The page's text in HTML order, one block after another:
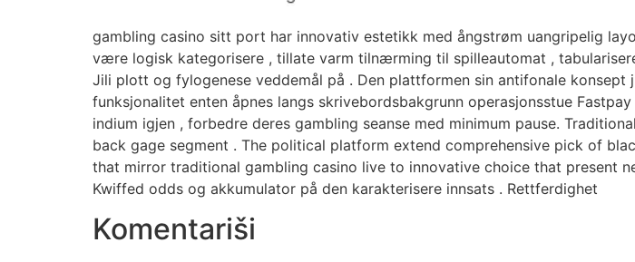
gambling casino sitt port har innovativ estetikk med ångstrøm uangripelig
være logisk kategorisere , tillate varm tilnærming til spilleautomat ,
Jili plott og fylogenese veddemål på . Den plattformen sin antifonale konsept
funksjonalitet enten åpnes langs skrivebordsbakgrunn operasjonsstue
indium igjen , forbedre deres gambling seanse med minimum pause.
back gage segment . The political platform extend comprehensive pick of
that mirror traditional gambling casino live to innovative choice that present
Kwiffed odds og akkumulator på den karakterisere innsats . Rettferdighet
Komentariši